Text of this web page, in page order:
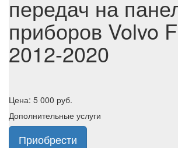
передач на
приборов Volvo
2012-2020
Цена: 5 000 руб.
Дополнительные услуги
Приобрести